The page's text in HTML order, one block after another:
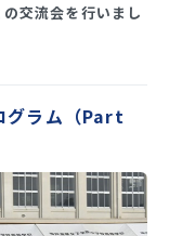
交流会を行いまし
グラム（Part